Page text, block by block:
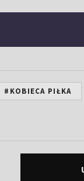
#KOBIECA PIŁKA